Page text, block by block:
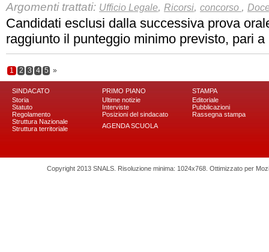
Argomenti trattati: Ufficio Legale, Ricorsi, concorso ,
Candidati esclusi dalla successiva prova
raggiunto il punteggio minimo previsto, pari a
1 2 3 4 5 »
SINDACATO
Storia
Statuto
Regolamento
Struttura Nazionale
Struttura territoriale
PRIMO PIANO
Ultime notizie
Interviste
Posizioni del sindacato
AGENDA SCUOLA
STAMPA
Editoriale
Pubblicazioni
Rassegna stampa
Copyright 2013 SNALS. Risoluzione minima: 1024x768. Ottimizzato per